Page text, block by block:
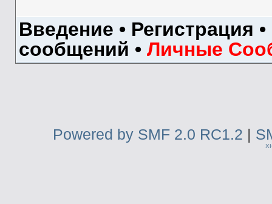
Введение • Регистрация •
сообщений • Личные
Powered by SMF 2.0 RC1.2 |